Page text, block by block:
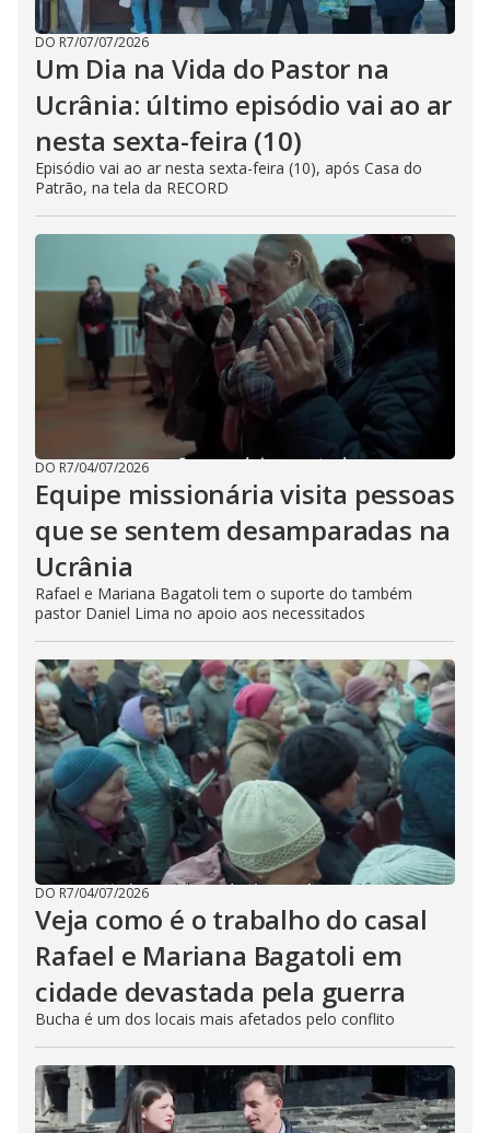
DO R7/07/07/2026
Um Dia na Vida do Pastor na
Ucrânia: último episódio vai ao ar
nesta sexta-feira (10)
Episódio vai ao ar nesta sexta-feira (10), após Casa do
Patrão, na tela da RECORD
DO R7/04/07/2026
Equipe missionária visita pessoas
que se sentem desamparadas na
Ucrânia
Rafael e Mariana Bagatoli tem o suporte do também
pastor Daniel Lima no apoio aos necessitados
DO R7/04/07/2026
Veja como é o trabalho do casal
Rafael e Mariana Bagatoli em
cidade devastada pela guerra
Bucha é um dos locais mais afetados pelo conflito